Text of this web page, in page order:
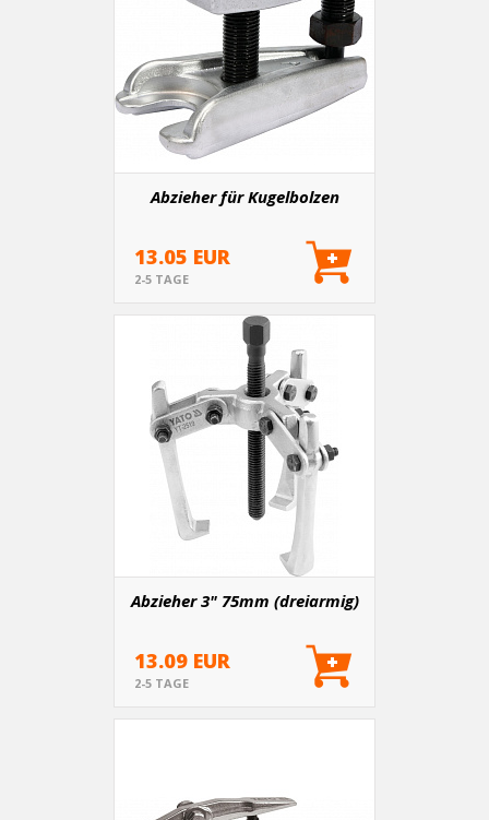
Abzieher für Kugelbolzen
13.05 EUR
2-5 TAGE
Abzieher 3" 75mm (dreiarmig)
13.09 EUR
2-5 TAGE